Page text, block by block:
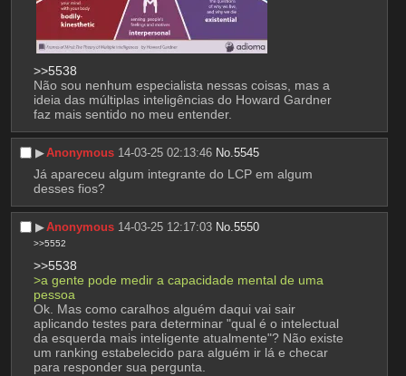
>>5538
Não sou nenhum especialista nessas coisas, mas a
ideia das múltiplas inteligências do Howard Gardner
faz mais sentido no meu entender.
▶︎Anonymous 14-03-25 02:13:46 No.5545
Já apareceu algum integrante do LCP em algum
desses fios?
▶︎Anonymous 14-03-25 12:17:03 No.5550
>>5552
>>5538
>a gente pode medir a capacidade mental de uma
pessoa
Ok. Mas como caralhos alguém daqui vai sair
aplicando testes para determinar "qual é o intelectual
da esquerda mais inteligente atualmente"? Não existe
um ranking estabelecido para alguém ir lá e checar
para responder sua pergunta.